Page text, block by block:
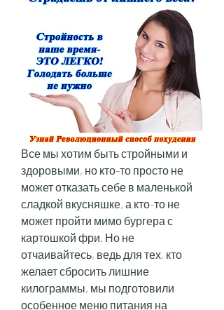
Все мы хотим быть стройными и
здоровыми, но кто-то просто не
может отказать себе в маленькой
сладкой вкусняшке, а кто-то не
может пройти мимо бургера с
картошкой фри. Но не
отчаивайтесь, ведь для тех, кто
желает сбросить лишние
килограммы, мы подготовили
особенное меню питания на